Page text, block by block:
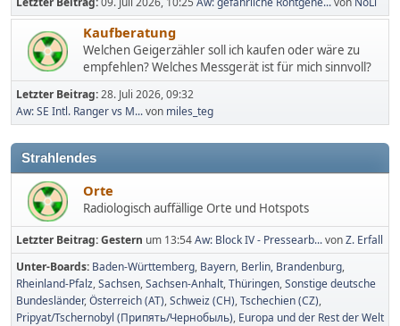
Kaufberatung
Welchen Geigerzähler soll ich kaufen oder wäre zu
empfehlen? Welches Messgerät ist für mich sinnvoll?
Letzter Beitrag:28. Juli 2026, 09:32
Aw: SE Intl. Ranger vs M...von miles_teg
Strahlendes
Orte
Radiologisch auffällige Orte und Hotspots
Letzter Beitrag:Gestern um 13:54Aw: Block IV - Pressearb...vonZ. Erfall
Unter-Boards Baden-Württemberg Bayern Berlin, Brandenburg
Rheinland-Pfalz Sachsen Sachsen-Anhalt Thüringen Sonstige deutsche
Bundesländer Österreich (AT) Schweiz (CH) Tschechien (CZ)
Pripyat/Tschernobyl (Припять/Чернобыль) Europa und der Rest der Welt